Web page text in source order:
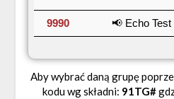
9990 📢 Echo Test
Aby wybrać daną grupę
kodu wg składni: 91TG#